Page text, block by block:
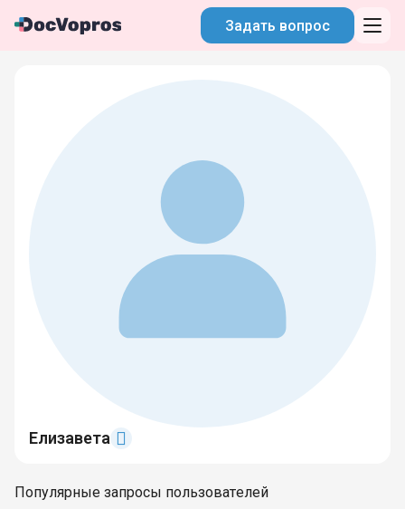
Задать вопрос
Елизавета
Популярные запросы пользователей